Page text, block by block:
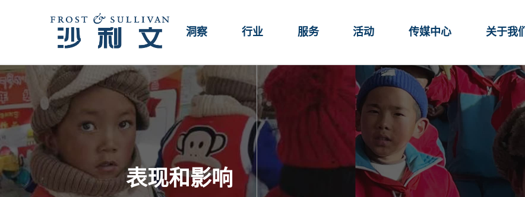
洞察 行业 服务 活动 传媒中心 关于我们
表现和影响